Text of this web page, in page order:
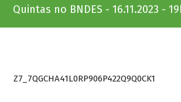
Quintas no BNDES - 16.11.2023 -
Z7_7QGCHA41L0RP906P422Q9Q0CK1